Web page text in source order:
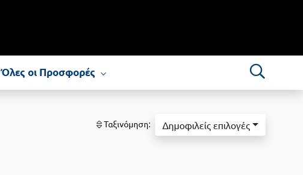
Όλες οι Προσφορές
Ταξινόμηση: Δημοφιλείς επιλογές